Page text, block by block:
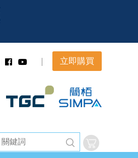
立即購買